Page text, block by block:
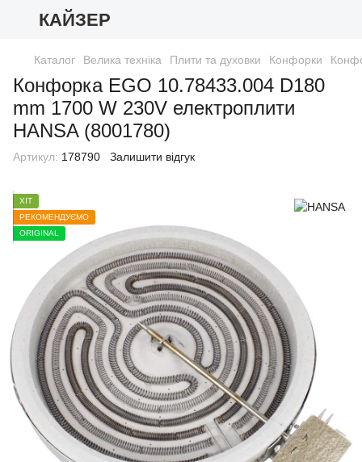
КАЙЗЕР
Каталог Велика техніка Плити та духовки Конфорки
Конфорка EGO 10.78433.004 D180
mm 1700 W 230V електроплити
HANSA (8001780)
Артикул: 178790 Залишити відгук
ХІТ
РЕКОМЕНДУЄМО
ORIGINAL